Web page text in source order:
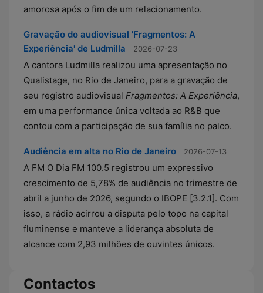
amorosa após o fim de um relacionamento.
Gravação do audiovisual 'Fragmentos: A
Experiência' de Ludmilla
2026-07-23
A cantora Ludmilla realizou uma apresentação no
Qualistage, no Rio de Janeiro, para a gravação de
seu registro audiovisual Fragmentos: A Experiência,
em uma performance única voltada ao R&B que
contou com a participação de sua família no palco.
Audiência em alta no Rio de Janeiro 2026-07-13
A FM O Dia FM 100.5 registrou um expressivo
crescimento de 5,78% de audiência no trimestre de
abril a junho de 2026, segundo o IBOPE [3.2.1]. Com
isso, a rádio acirrou a disputa pelo topo na capital
fluminense e manteve a liderança absoluta de
alcance com 2,93 milhões de ouvintes únicos.
Contactos